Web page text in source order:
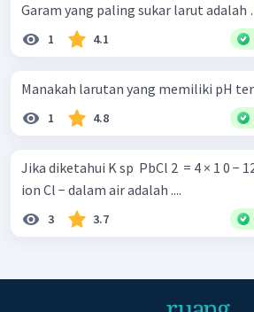
Garam yang paling sukar larut
1 4.1
Manakah larutan yang memiliki pH
1 4.8
Jika diketahui K sp ​ PbCl 2 ​ = 4 × 1 0 −
ion Cl − dalam air adalah ....
3 3.7